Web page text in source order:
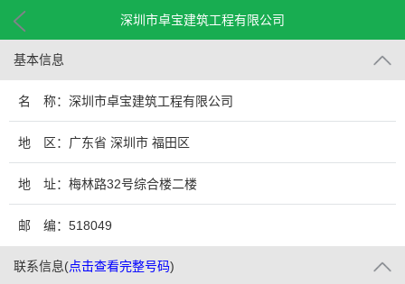
深圳市卓宝建筑工程有限公司
基本信息
名 称：深圳市卓宝建筑工程有限公司
地 区：广东省 深圳市 福田区
地 址：梅林路32号综合楼二楼
邮 编：518049
联系信息(点击查看完整号码)